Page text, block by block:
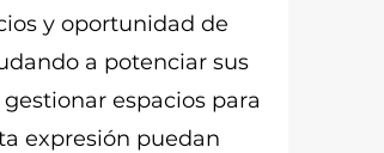
y oportunidad de
a potenciar sus
espacios para
expresión puedan